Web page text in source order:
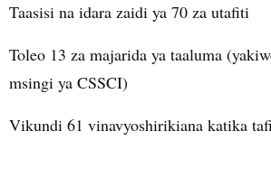
Taasisi na idara zaidi ya 70 za utafiti
Toleo 13 za majarida ya taaluma
msingi ya CSSCI)
Vikundi 61 vinavyoshirikiana katika